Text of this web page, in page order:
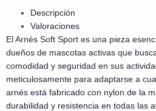
Descripción
Valoraciones
El Arnés Soft Sport es una pieza
dueños de mascotas activas que
comodidad y seguridad en sus
meticulosamente para adaptarse a
arnés está fabricado con nylon de la
durabilidad y resistencia en todas las